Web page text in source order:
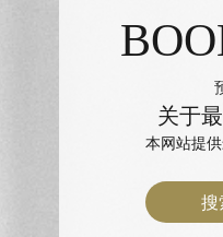
关于
本网站提
搜